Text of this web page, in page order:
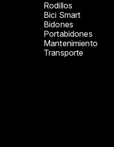
Rodillos
Bici Smart
Bidones
Portabidones
Mantenimiento
Transporte